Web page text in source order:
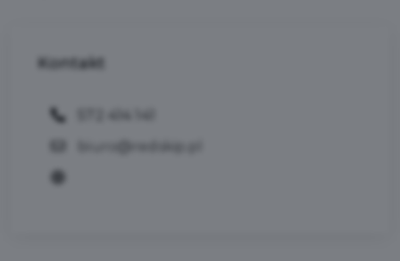
Kontakt